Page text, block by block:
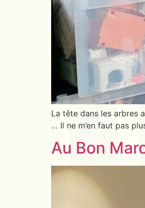
La tête dans les arbres
… Il ne m’en faut pas
Au Bon